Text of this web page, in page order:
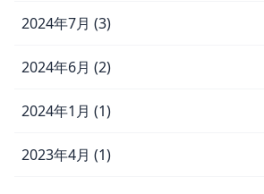
2024年7月 (3)
2024年6月 (2)
2024年1月 (1)
2023年4月 (1)